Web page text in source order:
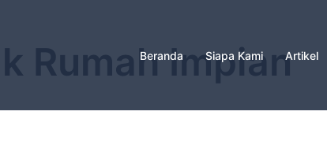
Beranda Siapa Kami Artikel
Rumah Impian